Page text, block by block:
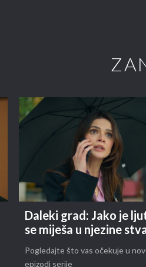
Daleki grad: Jako je
se miješa u njezine
Pogledajte što vas očekuje u
epizodi serije